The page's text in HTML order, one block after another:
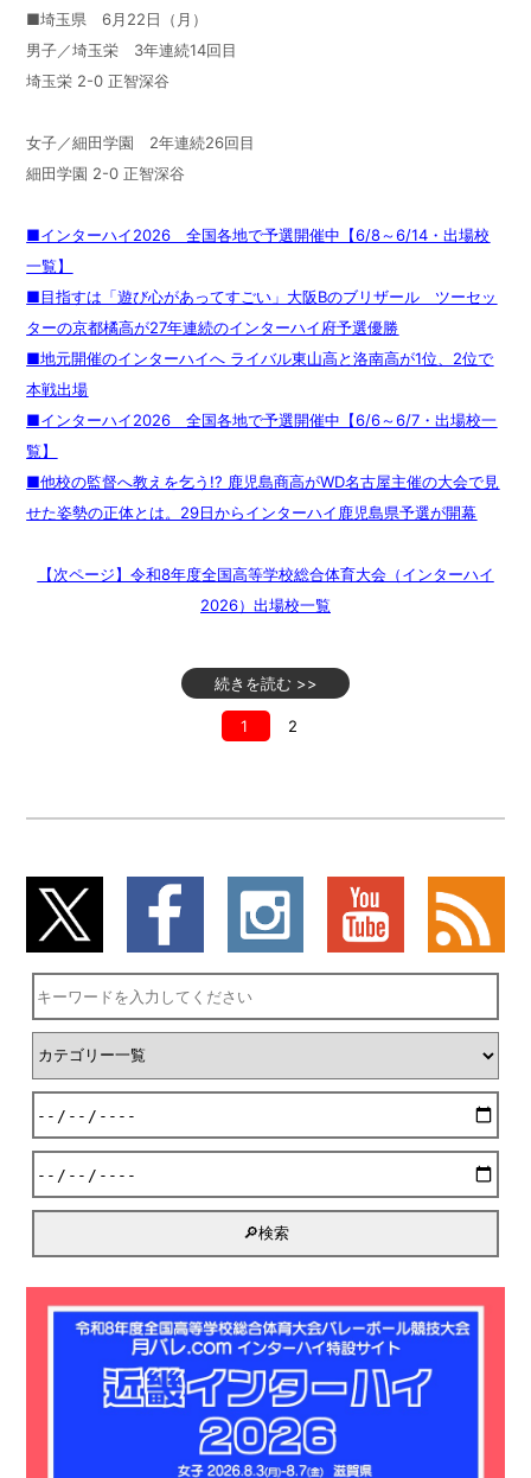
■埼玉県 6月22日（月）
男子／埼玉栄 3年連続14回目
埼玉栄 2-0 正智深谷
女子／細田学園 2年連続26回目
細田学園 2-0 正智深谷
■インターハイ2026 全国各地で予選開催中【6/8～6/14・出場校
一覧】
■目指すは「遊び心があってすごい」大阪Bのブリザール ツーセッ
ターの京都橘高が27年連続のインターハイ府予選優勝
■地元開催のインターハイへ ライバル東山高と洛南高が1位、2位で
本戦出場
■インターハイ2026 全国各地で予選開催中【6/6～6/7・出場校一
覧】
■他校の監督へ教えを乞う!? 鹿児島商高がWD名古屋主催の大会で見
せた姿勢の正体とは。29日からインターハイ鹿児島県予選が開幕
【次ページ】令和8年度全国高等学校総合体育大会（インターハイ
2026）出場校一覧
続きを読む >>
1 2